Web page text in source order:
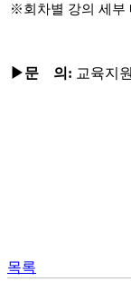
※회차별 강의 세부
▶문 의 : 교육지
목록